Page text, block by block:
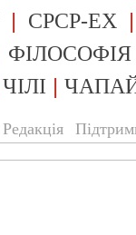
| СРСР-EX
ФІЛОСОФІЯ
ЧІЛІ |
Редакція